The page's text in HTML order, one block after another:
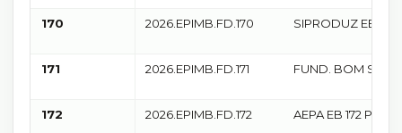
170 2026.EPIMB.FD.170 SIPRODUZ EB 170
171 2026.EPIMB.FD.171
FUND. BOM
172 2026.EPIMB.FD.172 AEPA EB 172 PRD